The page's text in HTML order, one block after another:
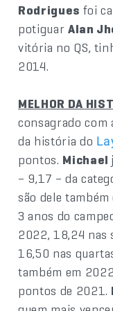
Rodrigues foi
potiguar Alan
vitória no QS,
2014.
MELHOR DA
consagrado com
da história do
pontos. Michael
– 9,17 – da
são dele
3 anos do
2022, 18,24 nas
16,50 nas
também em
pontos de 2021.